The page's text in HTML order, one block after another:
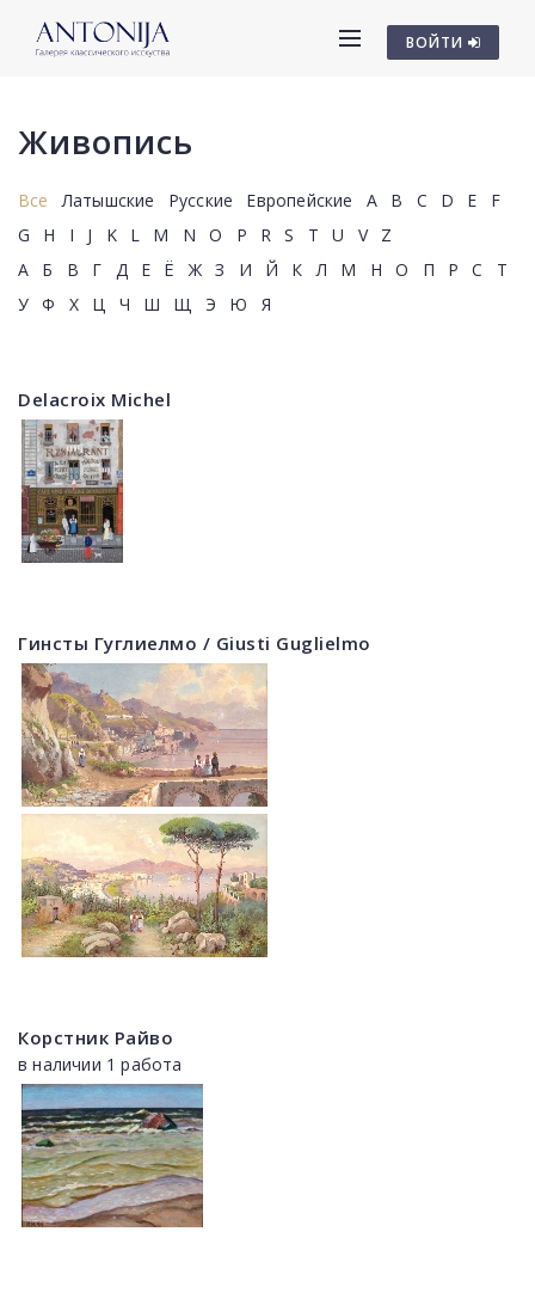
ВОЙТИ
Живопись
Все Латышские Русские Европейские A B C D E
F
G
H I J K L M N O P R S T U V
Z
А
Б В Г Д Е Ё Ж З И Й К Л М Н О П Р С
Т
У
Ф Х Ц Ч Ш Щ Э Ю Я
Delacroix Michel
Гинсты Гуглиелмо / Giusti Guglielmo
Корстник Райво
в наличии 1 работа